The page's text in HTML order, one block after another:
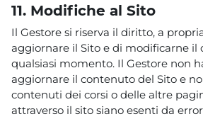
11. Modifiche al Sito
Il Gestore si riserva il diritto, a
aggiornare il Sito e di modificarne il
qualsiasi momento. Il Gestore non
aggiornare il contenuto del Sito e
contenuti dei corsi o delle altre
attraverso il sito siano esenti da